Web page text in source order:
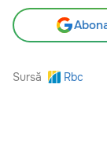
Sursă Rbc